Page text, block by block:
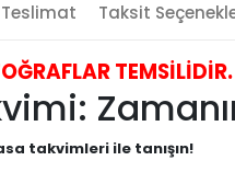
Taksit
takvimleri ile tanışın!